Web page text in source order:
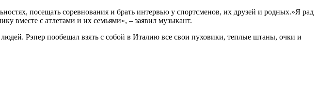
посещать соревнования и брать интервью у спортсменов, их друзей и родных.»Я рад
вместе с атлетами и их семьями», – заявил музыкант.
Рэпер пообещал взять с собой в Италию все свои пуховики, теплые штаны, очки и